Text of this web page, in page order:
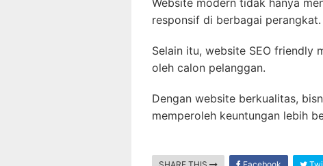
Website modern tidak hanya
responsif di berbagai perangkat.
Selain itu, website SEO friendly
oleh calon pelanggan.
Dengan website berkualitas,
memperoleh keuntungan lebih